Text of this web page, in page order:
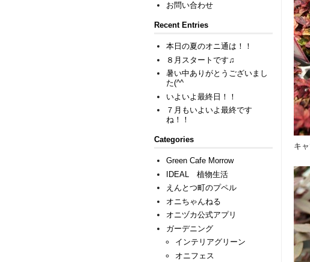
キ
お問い合わせ
Recent Entries
本日の夏のオニ通は！！
８月スタートです♫
暑い中ありがとうございまし
た(^^ゞ
いよいよ最終日！！
７月もいよいよ最終です
ね！！
Categories
Green Cafe Morrow
IDEAL 植物生活
えんとつ町のプペル
オニちゃんねる
オニヅカ公式アプリ
ガーデニング
インテリアグリーン
オニフェス